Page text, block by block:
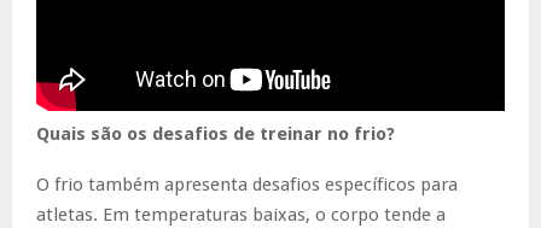
Quais são os desafios de treinar no frio?
O frio também apresenta desafios específicos para
atletas. Em temperaturas baixas, o corpo tende a